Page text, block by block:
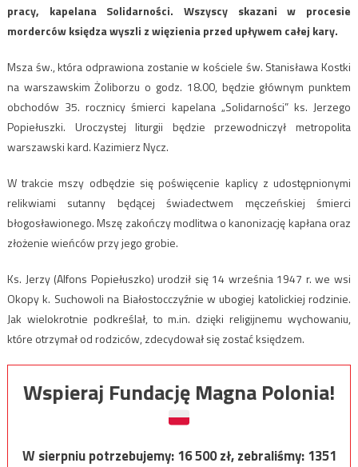
pracy, kapelana Solidarności. Wszyscy skazani w procesie
morderców księdza wyszli z więzienia przed upływem całej kary.
Msza św., która odprawiona zostanie w kościele św. Stanisława Kostki
na warszawskim Żoliborzu o godz. 18.00, będzie głównym punktem
obchodów 35. rocznicy śmierci kapelana „Solidarności” ks. Jerzego
Popiełuszki. Uroczystej liturgii będzie przewodniczył metropolita
warszawski kard. Kazimierz Nycz.
W trakcie mszy odbędzie się poświęcenie kaplicy z udostępnionymi
relikwiami sutanny będącej świadectwem męczeńskiej śmierci
błogosławionego. Mszę zakończy modlitwa o kanonizację kapłana oraz
złożenie wieńców przy jego grobie.
Ks. Jerzy (Alfons Popiełuszko) urodził się 14 września 1947 r. we wsi
Okopy k. Suchowoli na Białostocczyźnie w ubogiej katolickiej rodzinie.
Jak wielokrotnie podkreślał, to m.in. dzięki religijnemu wychowaniu,
które otrzymał od rodziców, zdecydował się zostać księdzem.
Wspieraj Fundację Magna Polonia!
W sierpniu potrzebujemy:16 500zł, zebraliśmy:1351